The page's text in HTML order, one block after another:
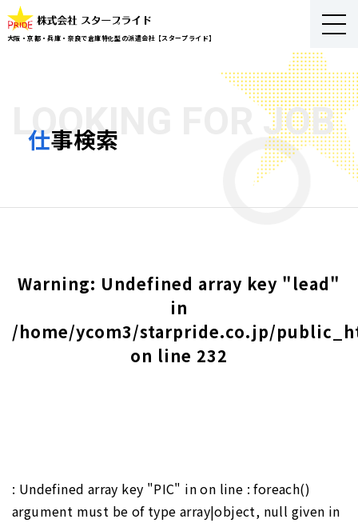
大阪・京都・兵庫・奈良で倉庫特化型の派遣会社【スタープライド】
LOOKING FOR JOB
仕事検索
Warning: Undefined array key "lead"
in
/home/ycom3/starpride.co.jp/
on line 232
: Undefined array key "PIC" inon line : foreach()
argument must be of type array|object, null given in